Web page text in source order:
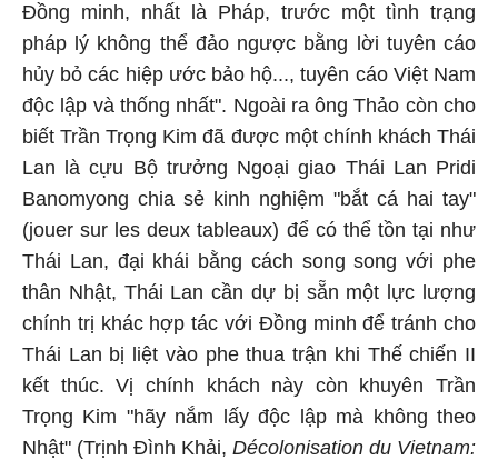
Đồng minh, nhất là Pháp, trước một tình trạng
pháp lý không thể đảo ngược bằng lời tuyên cáo
hủy bỏ các hiệp ước bảo hộ..., tuyên cáo Việt Nam
độc lập và thống nhất". Ngoài ra ông Thảo còn cho
biết Trần Trọng Kim đã được một chính khách Thái
Lan là cựu Bộ trưởng Ngoại giao Thái Lan Pridi
Banomyong chia sẻ kinh nghiệm "bắt cá hai tay"
(jouer sur les deux tableaux) để có thể tồn tại như
Thái Lan, đại khái bằng cách song song với phe
thân Nhật, Thái Lan cần dự bị sẵn một lực lượng
chính trị khác hợp tác với Đồng minh để tránh cho
Thái Lan bị liệt vào phe thua trận khi Thế chiến II
kết thúc. Vị chính khách này còn khuyên Trần
Trọng Kim "hãy nắm lấy độc lập mà không theo
Nhật" (Trịnh Đình Khải, Décolonisation du Vietnam: